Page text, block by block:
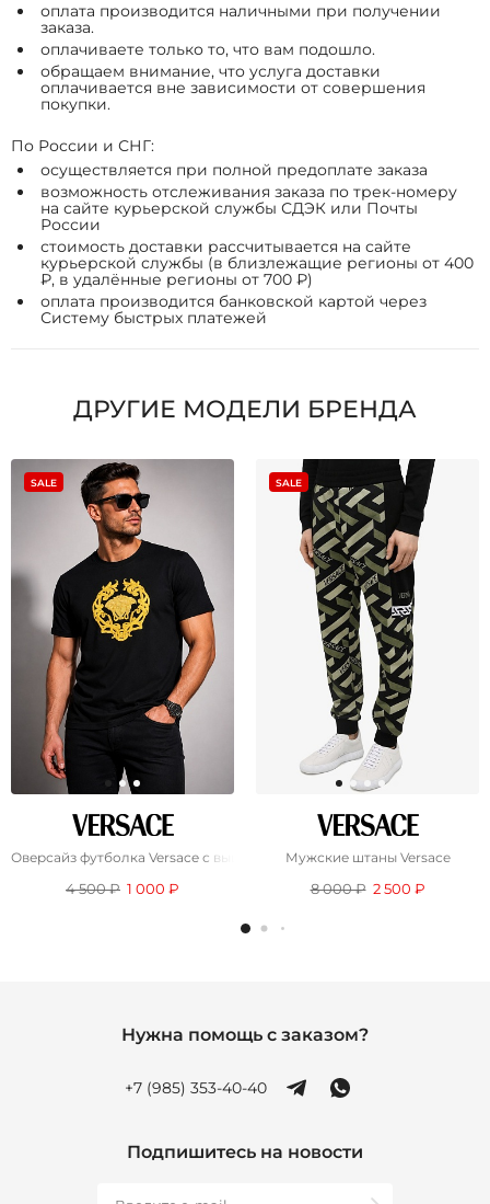
оплата производится наличными при получении
заказа.
оплачиваете только то, что вам подошло.
обращаем внимание, что услуга доставки
оплачивается вне зависимости от совершения
покупки.
По России и СНГ:
осуществляется при полной предоплате заказа
возможность отслеживания заказа по трек-номеру
на сайте курьерской службы СДЭК или Почты
России
стоимость доставки рассчитывается на сайте
курьерской службы (в близлежащие регионы от 400
₽, в удалённые регионы от 700 ₽)
оплата производится банковской картой через
Систему быстрых платежей
ДРУГИЕ МОДЕЛИ БРЕНДА
SALE
Оверсайз футболка Versace с вышивкой Medusa - Black
4 500 ₽ 1 000 ₽
SALE
Мужские штаны Versace
8 000 ₽ 2 500 ₽
Нужна помощь с заказом?
+7 (985) 353-40-40
Подпишитесь на новости